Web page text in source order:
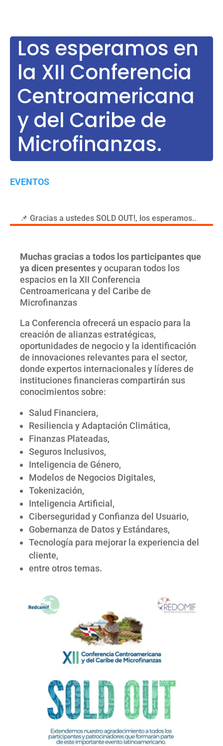
Los esperamos en
la XII Conferencia
Centroamericana
y del Caribe de
Microfinanzas.
EVENTOS
📌 Gracias a ustedes SOLD OUT!, los esperamos..
Muchas gracias a todos los participantes que
ya dicen presentesy ocuparan todos los
espacios en la XII Conferencia
Centroamericana y del Caribe de
Microfinanzas
La Conferencia ofrecerá un espacio para la
creación de alianzas estratégicas,
oportunidades de negocio y la identificación
de innovaciones relevantes para el sector,
donde expertos internacionales y líderes de
instituciones financieras compartirán sus
conocimientos sobre:
Salud Financiera,
Resiliencia y Adaptación Climática,
Finanzas Plateadas,
Seguros Inclusivos,
Inteligencia de Género,
Modelos de Negocios Digitales,
Tokenización,
Inteligencia Artificial,
Ciberseguridad y Confianza del Usuario,
Gobernanza de Datos y Estándares,
Tecnología para mejorar la experiencia del
cliente,
entre otros temas.